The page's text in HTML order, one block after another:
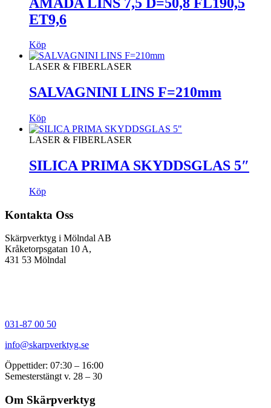
ET9,6
Köp
LASER & FIBERLASER
SALVAGNINI LINS F=210mm
Köp
LASER & FIBERLASER
SILICA PRIMA SKYDDSGLAS 5″
Köp
Kontakta Oss
Skärpverktyg i Mölndal AB
Kråketorpsgatan 10 A,
431 53 Mölndal
031-87 00 50
info@skarpverktyg.se
Öppettider: 07:30 – 16:00
Semesterstängt v. 28 – 30
Om Skärpverktyg